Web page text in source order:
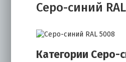
Серо-синий
Категории Серо-